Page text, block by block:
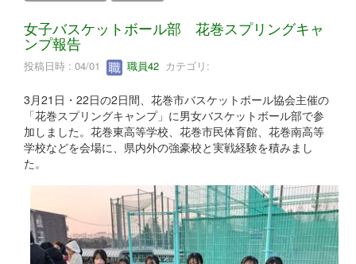
女子バスケットボール部 花巻スプリングキャ
ンプ報告
投稿日時 : 04/01 職員42 カテゴリ:
3月21日・22日の2日間、花巻市バスケットボール協会主催の
「花巻スプリングキャンプ」に男女バスケットボール部で参
加しました。花巻東高等学校、花巻市民体育館、花巻南高等
学校などを会場に、県内外の強豪校と実戦経験を積みまし
た。